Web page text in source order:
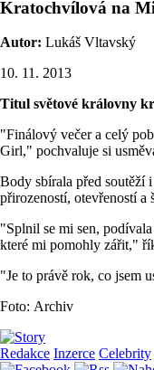
Kratochvílová na
Autor: Lukáš Vltavský
10. 11. 2013
Titul světové královny
"Finálový večer a celý
Girl," pochvaluje si
Body sbírala před soutěží
přirozeností, otevřeností a
"Splnil se mi sen,
které mi pomohly zářit,"
"Je to právě rok, co jsem
Foto: Archiv
Redakce Inzerce Celebrity